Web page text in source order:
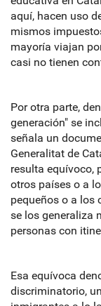
aquí, hacen uso
mismos
mayoría viajan
casi no tienen
Por otra parte,
generación" se
señala un
Generalitat de
resulta equívoco,
otros países o a
pequeños o a los
se los generaliza
personas con
Esa equívoca
discriminatorio,